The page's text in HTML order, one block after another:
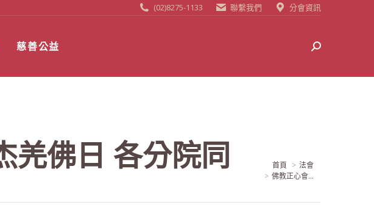
(02)8275-1133 聯繫我們 分會資訊
慈善公益 Search:
羌佛日 各分院同 當前位置:
首頁
法會
佛教正心會...